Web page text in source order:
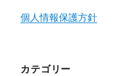
個人情報保護方針
カテゴリー